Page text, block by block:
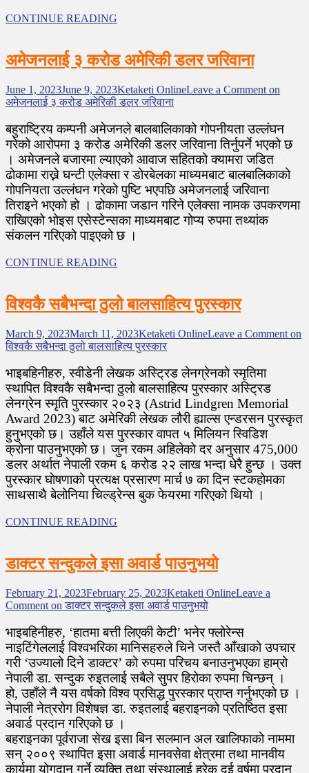
CONTINUE READING
अमेजनलाई ३ करोड अमेरिकी डलर जरिवाना
June 1, 2023June 9, 2023Ketaketi OnlineLeave a Comment on
अमेजनलाई ३ करोड अमेरिकी डलर जरिवाना
बहुराष्ट्रिय कम्पनी अमेजनले बालबालिकाको गोपनीयता उल्लंघन
गरेको आरोपमा ३ करोड अमेरिकी डलर जरिवाना तिर्नुपर्ने भएको छ
। अमेजनले बजारमा ल्याएको आवाज सहितको क्यामरा जडित
ढोकामा राख्ने घन्टी एलेक्सा र डोरबेलका माध्यमबाट बालबालिकाको
गोपनियता उल्लंघन गरेको पुष्टि भएपछि अमेजनलाई जरिवाना
तिराइने भएको हो । ढोकामा जडान गरिने एलेक्सा नामक उपकरणमा
राखिएको भोइस एसेस्टेन्सका माध्यमबाट गोप्य रुपमा तथ्यांक
संकलन गरिएको पाइएको छ ।
CONTINUE READING
विश्वकै सबैभन्दा ठुलो बालसाहित्य पुरस्कार
March 9, 2023March 11, 2023Ketaketi OnlineLeave a Comment on
विश्वकै सबैभन्दा ठुलो बालसाहित्य पुरस्कार
भाइबहिनीहरु, स्वीडेनी लेखक अस्ट्रिड लेनग्रेनकाे स्मृतिमा
स्थापित विश्वकै सबैभन्दा ठुलो बालसाहित्य पुरस्कार अस्ट्रिड
लेनग्रेन स्मृति पुरस्कार २०२३ (Astrid Lindgren Memorial
Award 2023) बाट अमेरिकी लेखक लौरी ह्याल्स एन्डरसन पुरस्कृत
हुनुभएकाे छ। उहाँले यस पुरस्कार वापत ५ मिलियन स्विडिश
क्रोना पाउनुभएकाे छ। जुन रकम अहिलेको दर अनुसार 475,000
डलर अर्थात नेपाली रकम ६ कराेड २२ लाख भन्दा धेरै हुन्छ । उक्त
पुरस्कार घाेषणाको प्रत्यक्ष प्रसारण मार्च ७ का दिन स्टकहोमका
साथसाथै बेलोनिया चिल्ड्रेन्स बुक फेयरमा गरिएको थियो ।
CONTINUE READING
डाक्टर सन्दुकले इसा अवार्ड पाउनुभयो
February 21, 2023February 25, 2023Ketaketi OnlineLeave a
Comment on डाक्टर सन्दुकले इसा अवार्ड पाउनुभयो
भाइबहिनीहरु, ‘हातमा बत्ती लिएकी केटी’ भनेर फ्लोरेन्स
नाइटिंगेललाई विश्वभरिका मानिसहरुले चिने जस्तै आँखाको उपचार
गरी ‘उज्यालो दिने डाक्टर’ को रुपमा परिचय बनाउनुभएका हाम्रो
नेपाली डा. सन्दुक रुइतलाई सबैले सुपर हिरोका रुपमा चिन्छन् ।
हो, उहाँले नै यस वर्षको विश्व प्रसिद्ध पुरस्कार प्राप्त गर्नुभएको छ ।
नेपाली नेत्ररोग विशेषज्ञ डा. रुइतलाई बहराइनको प्रतिष्ठित इसा
अवार्ड प्रदान गरिएको छ ।
बहराइनका पूर्वराजा सेख इसा बिन सलमान अल खालिफाको नाममा
सन् २००९ स्थापित इसा अवार्ड मानवसेवा क्षेत्रमा तथा मानवीय
कार्यमा योगदान गर्ने व्यक्ति तथा संस्थालाई हरेक दुई वर्षमा प्रदान